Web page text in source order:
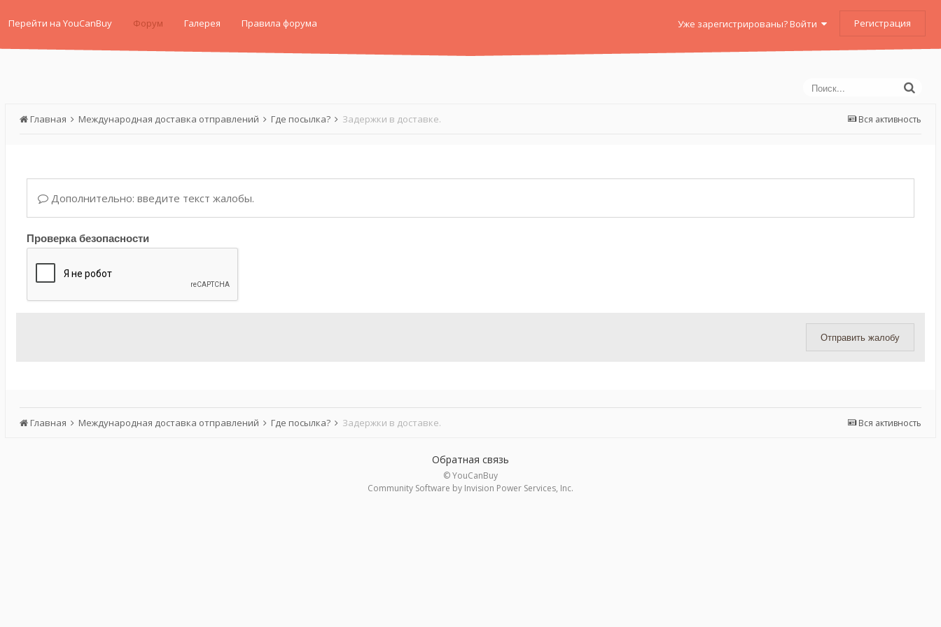
Перейти на YouCanBuy Форум Галерея Правила форума Уже зарегистрированы? Войти Регистрация
Вся активность
Главная Международная доставка отправлений Где посылка? Задержки в доставке.
Дополнительно: введите текст жалобы.
Проверка безопасности
Отправить жалобу
Вся активность
Главная Международная доставка отправлений Где посылка? Задержки в доставке.
Обратная связь
© YouCanBuy
Community Software by Invision Power Services, Inc.